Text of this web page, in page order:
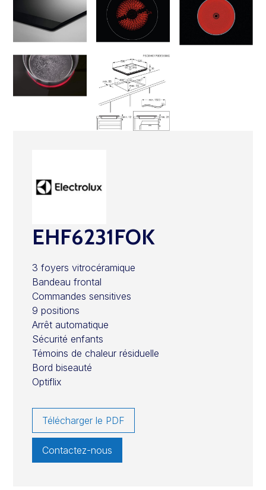
EHF6231FOK
3 foyers vitrocéramique
Bandeau frontal
Commandes sensitives
9 positions
Arrêt automatique
Sécurité enfants
Témoins de chaleur résiduelle
Bord biseauté
Optiflix
Télécharger le PDF
Contactez-nous